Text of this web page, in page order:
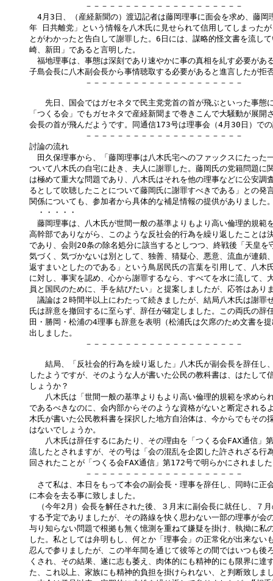
－－－－－－－－－－－－－－－－－－－－
4月3日、（産経新聞の）渡辺記者は藤岡理事に面会を求め、藤岡
年 日共離党」という情報を八木氏に見せられて信用してしまった
とがわかったと告白して謝罪した。6日には、謀略的怪文書を流し
崎、新田」であると言明した。
福地理事は、事態は深刻であり速やかに事の真相を糺す必要があ
子島会長に八木副会長から事情聴取する必要があると進言したが拒
－－－－－－－－－－－－－－－－－－－－
先日、国会ではガセネタで民主党党首の首が飛ぶといった事態
「つくる会」でもガセネタで産経新聞まで巻きこんで大騒動が展開
会長の首が飛んだようです。同通信173号は理事会（4月30日）で
－－－－－－－－－－－－－－－－－－－－
討論の流れ
田久保理事から、「藤岡理事は八木氏宅へのファックスにたった
ついて八木氏の自宅に赴き、夫人に謝罪した。藤岡氏の党籍問題に
は極めて重大な問題であり、八木氏はそれを他の理事などに公安調
るとして吹聴したことについて藤岡氏に謝罪すべきである」との発
関係についても、参加者から具体的な補足情報の提供がありました
・・・・・
藤岡理事は、八木氏が世間一般の基準よりもより高い倫理的規範
高幹部でありながら、このような反社会的行為を繰り返したことは
であり、会則20条の除名処分に該当するとしつつ、終戦後「天皇を
気づく、気づかないは別として、独善、猜疑心、悪意、流血が連鎖
返すまいとしたのである」という鳥居民氏の言葉を引用して、八木
に対し、事実を認め、心から謝罪するなら、すべてを水に流して、
員と国民のために、手を結びたい」と提案しましたが、応答はあり
議論は２時間半以上にわたって続きましたが、結局八木氏は謝罪
氏は辞意を撤回するに至らず、辞任が確定しました。この両氏の辞
田・勝岡・松浦の4理事も辞意を表明（松浦氏は欠席のため文書を
出しました。
－－－－－－－－－－－－－－－－－－－－
結局、「反社会的行為を繰り返した」八木氏が副会長を辞任し
したようですが、そのような人が書いた公民の教科書は、はたして
しょうか？
八木氏は「世間一般の基準よりもより高い倫理的規範を求めら
であるべきなのに、会内部からそのような資格がないと断定される
木氏が書いた公民教科書を採択した地方自治体は、今からでもその
はないでしょうか。
八木氏は辞任するにあたり、その理由を「つくる会FAX通信」
流したとされますが、その号は「会の混乱を企図した許されざる行
回されたことが「つくる会FAX通信」第172号で明らかにされまし
－－－－－－－－－－－－－－－－－－－－
さて私は、本日をもって本会の副会長・理事を辞任し、同時に正
に本会を去る事に致しました。
（今年2月）会長を解任された後、３月末に副会長に就任し、７
する予定でありましたが、その路線を快く思わない一部の理事が会
与り知らない問題で根拠も無く憶測を重ねて嫌疑を掛け、執拗に私
した。私としては弁明もし、何とか「理事会」の正常化が出来ない
忍んで参りましたが、この半年間を通じて彼等との間ではいつも後
くされ、その結果、遂に志も萎え、肉体的にも精神的にも限界に達
た、これ以上、家族にも精神的負担を掛けられない、と判断致しま